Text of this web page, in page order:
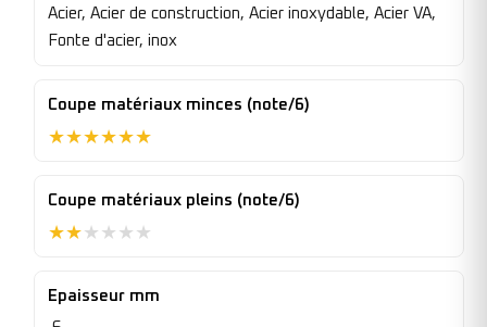
Acier, Acier de construction, Acier inoxydable, Acier VA,
Fonte d'acier, inox
Coupe matériaux minces (note/6)
★★★★★★
Coupe matériaux pleins (note/6)
★★★ ★ ★ ★
Epaisseur mm